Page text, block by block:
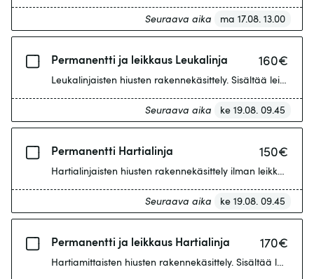
Seuraava aika ma 17.08. 13.00
Permanentti ja leikkaus Leukalinja 160€
Leukalinjaisten hiusten rakennekäsittely. Sisältää
Seuraava aika ke 19.08. 09.45
Permanentti Hartialinja 150€
Hartialinjaisten hiusten rakennekäsittely ilman leikkausta.
Seuraava aika ke 19.08. 09.45
Permanentti ja leikkaus Hartialinja 170€
Hartiamittaisten hiusten rakennekäsittely. Sisältää